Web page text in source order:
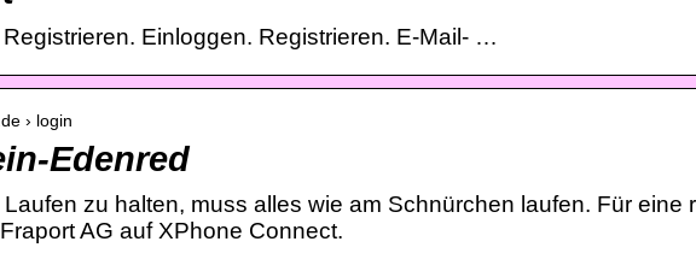
Einloggen. Registrieren. E-Mail- …
› login
Edenred
zu halten, muss alles wie am Schnürchen laufen. Für eine
AG auf XPhone Connect.